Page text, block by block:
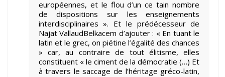
européennes, et le flou d’un ce tain nombre
de dispositions sur les enseignements
interdisciplinaires ». Et le prédécesseur de
Najat VallaudBelkacem d’ajouter : « En tuant le
latin et le grec, on piétine l’égalité des chances
» car, au contraire de tout élitisme, elles
constituent « le ciment de la démocratie (…) Et
à travers le saccage de l’héritage gréco-latin,